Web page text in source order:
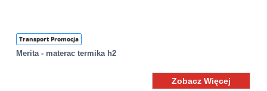
Transport Promocja
Merita - materac termika h2
Zobacz Więcej